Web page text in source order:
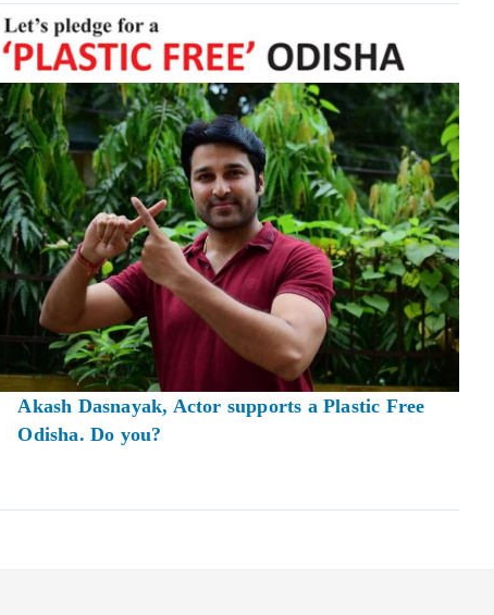
Akash Dasnayak, Actor supports a Plastic Free
Odisha. Do you?